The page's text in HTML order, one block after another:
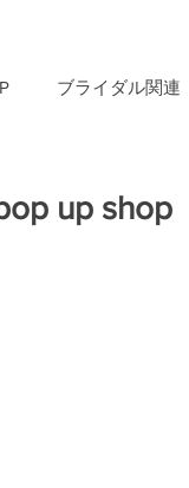
ブライダル関連
up shop